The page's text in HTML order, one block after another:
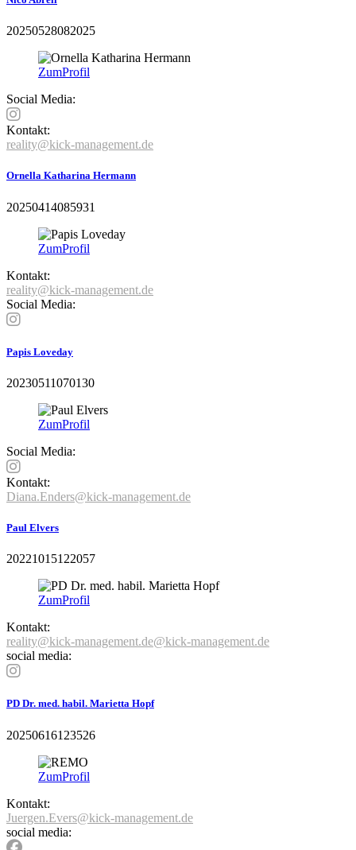
20250528082025
ZumProfil
Social Media:
Kontakt:
reality@kick-management.de
Ornella Katharina Hermann
20250414085931
ZumProfil
Kontakt:
reality@kick-management.de
Social Media:
Papis Loveday
20230511070130
ZumProfil
Social Media:
Kontakt:
Diana.Enders@kick-management.de
Paul Elvers
20221015122057
ZumProfil
Kontakt:
reality@kick-management.de@kick-management.de
social media:
PD Dr. med. habil. Marietta Hopf
20250616123526
ZumProfil
Kontakt:
Juergen.Evers@kick-management.de
social media: